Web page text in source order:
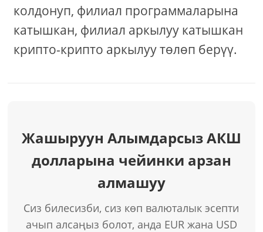
колдонуп, филиал программаларына
катышкан, филиал аркылуу катышкан
крипто-крипто аркылуу төлөп берүү.
Жашыруун Алымдарсыз АКШ
долларына чейинки арзан
алмашуу
Сиз билесизби, сиз көп валюталык эсепти
ачып алсаңыз болот, анда EUR жана USD